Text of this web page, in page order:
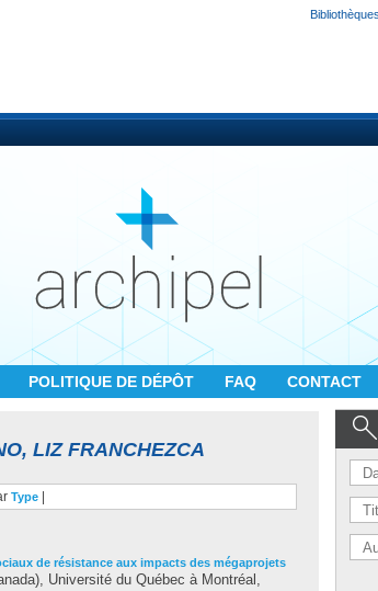
Bibliothèques
POLITIQUE DE DÉPÔT FAQ CONTACT
LIZ FRANCHEZCA
Type
de résistance aux impacts des mégaprojets
Université du Québec à Montréal,